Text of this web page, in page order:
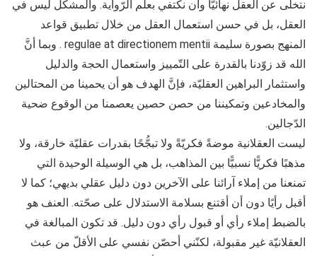
نتخلى عن العقل نهائيّا وأن نكتفي بعلم الرّواية. والمشكل ليس في
العقل، بل في حسن استعمال العقل من خلال تطبيق قواعد
المنهج بصورة سليمة regulae at directionem mentii . وبما أنَّ
الله قد زوّدنا بالقدرة على التّمييز واستعمال الحجة والدليل
واستثمار البراهين العقليّة، فإنَّ الهدف هو أن يحمينا من المحتالين
والمخادعين وتمكيننا من حصن حصين يعصمنا من الوقوع ضحية
الدّجالين.
ليست العقلانية موضةً فكريّةً ولا تبجُّحًا بقدرات عقليّة خارقة، ولا
مذهبًا فكريًّا نسبيًّا بين المذاهب، بل هي الوسيلة الوحيدة التي
تمنعنا من إملاء آرائنا على الآخرين دون دليل عقلي بديهي؛ كما لا
أقبل رأيًا دون أن أقتنع بسلامة الاستدلال على صحّته. العنف هو
بالضبط إملاء رأي أو قبول رأي دون دليل. قد تكون المبالغة في
العقلانيّة غير مقبولة، لكنّني أحصّن نفسي على الأقلّ من عبث